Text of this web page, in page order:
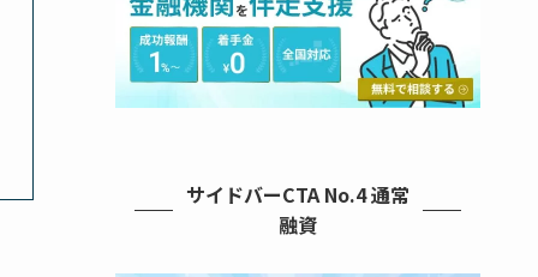
サイドバーCTA No.4 通常
融資